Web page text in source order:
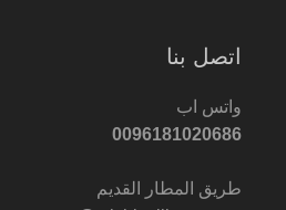
اتصل بنا
واتس اب
0096181020686
طريق المطار القديم